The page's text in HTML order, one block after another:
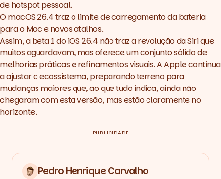
dehotspotpessoal.
O macOS 26.4 traz o limite de carregamento da bateria
para o Mac e novos atalhos.
Assim, abeta1 do iOS 26.4 não traz a revolução da Siri que
muitos aguardavam, mas oferece um conjunto sólido de
melhorias práticas e refinamentos visuais. A Apple continua
a ajustar o ecossistema, preparando terreno para
mudanças maiores que, ao que tudo indica, ainda não
chegaram com esta versão, mas estão claramente no
horizonte.
PUBLICIDADE
Pedro Henrique Carvalho